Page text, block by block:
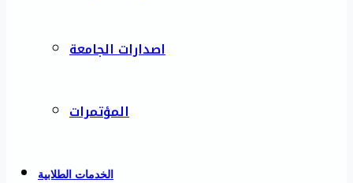
اصدارات الجامعة
المؤتمرات
الخدمات الطلابية